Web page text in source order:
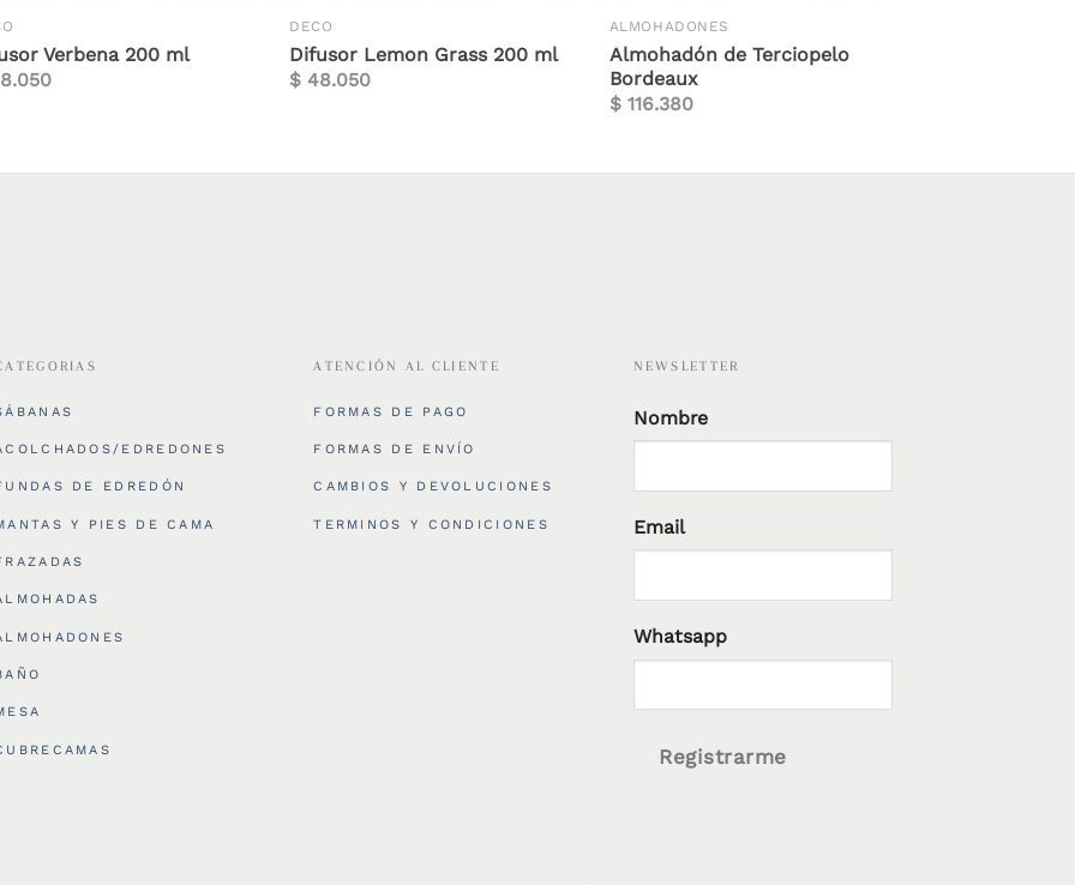
Verbena 200 ml
DECO
Difusor Lemon Grass 200 ml
$ 48.050
ALMOHADONES
Almohadón de Terciopelo
Bordeaux
$116.380
EDREDONES
DE EDREDÓN
Y PIES DE CAMA
ATENCIÓN AL CLIENTE
FORMAS DE PAGO
FORMAS DE ENVÍO
CAMBIOS Y DEVOLUCIONES
TERMINOS Y CONDICIONES
NEWSLETTER
Nombre
Email
Whatsapp
Registrarme